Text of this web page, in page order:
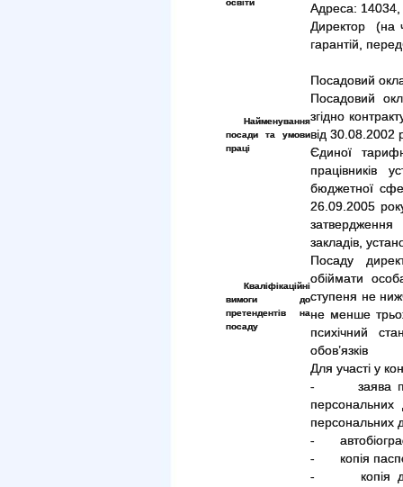
освіти Адреса: 14034,
Найменування
посади та умови
праці
Директор (на
гарантій,
Посадовий
Посадовий
згідно
від 30.08.2002
Єдиної
працівників
бюджетної
26.09.2005
затвердження
закладів,
Кваліфікаційні
вимоги до
претендентів на
посаду
Посаду
обіймати
ступеня не
не менше трьох
психічний
обов’язків
Для участі у
- заява про
персональних
-
- копія
- копія